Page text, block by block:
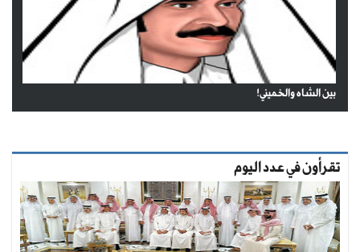
بين الشاه والخميني!
تقرأون في عدد اليوم